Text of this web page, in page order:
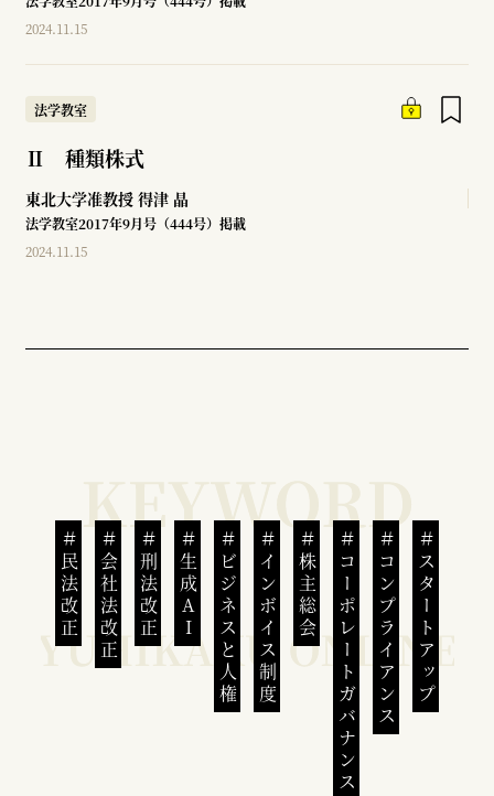
2024.11.15
法学教室
Ⅱ 種類株式
東北大学准教授 得津 晶
法学教室2017年9月号（444号）掲載
2024.11.15
民法改正 会社法改正 刑法改正 生成AI ビジネスと人権インボイス制度 株主総会 コーポレートガバナンスコンプライアンススタートアップ